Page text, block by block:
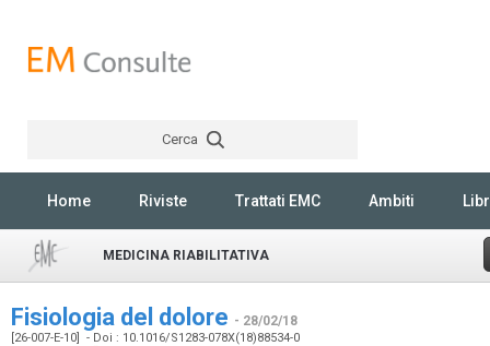
Cerca
Home Riviste Trattati EMC Ambiti
MEDICINA RIABILITATIVA
Fisiologia del dolore - 28/02/18
[26-007-E-10] - Doi : 10.1016/S1283-078X(18)88534-0